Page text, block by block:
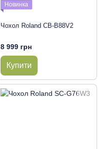
Новинка
Чохол Roland CB-B88V2
8 999 грн
Купити